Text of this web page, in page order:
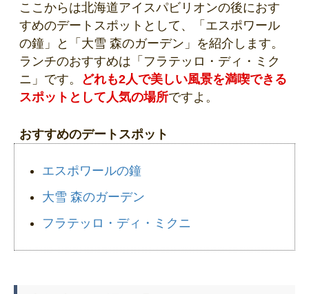
ここからは北海道アイスパビリオンの後におす
すめのデートスポットとして、「エスポワール
の鐘」と「大雪 森のガーデン」を紹介します。
ランチのおすすめは「フラテッロ・ディ・ミク
ニ」です。 どれも2人で美しい風景を満喫できる
スポットとして人気の場所ですよ。
おすすめのデートスポット
エスポワールの鐘
大雪 森のガーデン
フラテッロ・ディ・ミクニ